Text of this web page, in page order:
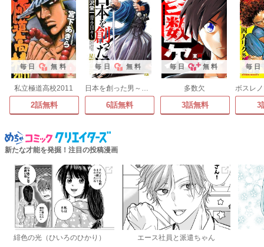
毎日 無料
私立極道高校2011
2話無料
毎日 無料
日本を創った男～渋沢栄一 青き日々～
6話無料
毎日 無料
多数欠
3話無料
毎日
3
新たな才能を発掘！注目の投稿漫画
緋色の光（ひいろのひかり） エース社員と派遣ちゃん